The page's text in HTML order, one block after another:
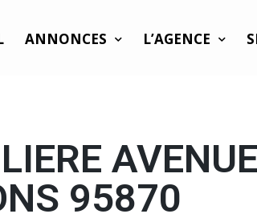
ANNONCES L’AGENCE
95870